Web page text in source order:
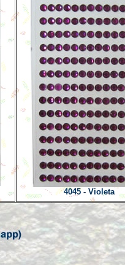
4045 - Violeta